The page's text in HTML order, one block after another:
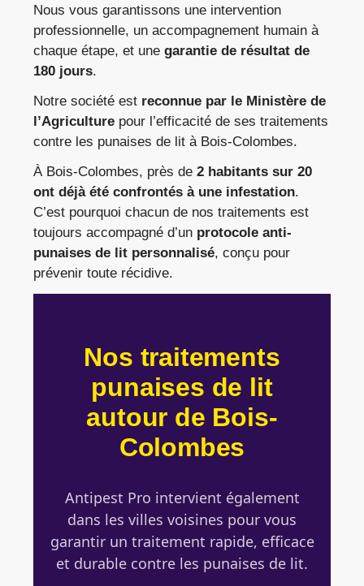
Nous vous garantissons une intervention
professionnelle, un accompagnement humain à
chaque étape, et une garantie de résultat de
180 jours.
Notre société est reconnue par le Ministère de
l’Agriculture pour l’efficacité de ses traitements
contre les punaises de lit à Bois-Colombes.
À Bois-Colombes, près de 2 habitants sur 20
ont déjà été confrontés à une infestation.
C’est pourquoi chacun de nos traitements est
toujours accompagné d’un protocole anti-
punaises de lit personnalisé, conçu pour
prévenir toute récidive.
Nos traitements
punaises de lit
autour de Bois-
Colombes
Antipest Pro intervient également
dans les villes voisines pour vous
garantir un traitement rapide, efficace
et durable contre les punaises de lit.